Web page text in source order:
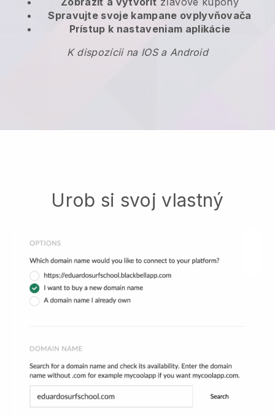
Spravujte svoje kampane ovplyvňovača
Prístup k nastaveniam aplikácie
K dispozícii na IOS a Android
Urob si svoj vlastný